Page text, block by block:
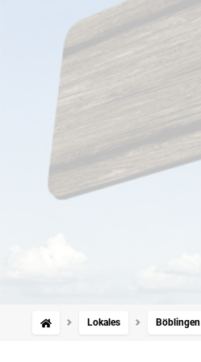
Lokales Böblingen